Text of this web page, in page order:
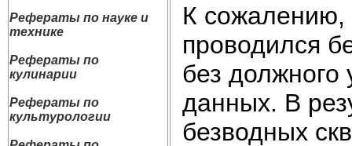
Рефераты по науке и
технике
Рефераты по
кулинарии
Рефераты по
культурологии
К сожалению,
проводился
без должного
данных. В
безводных